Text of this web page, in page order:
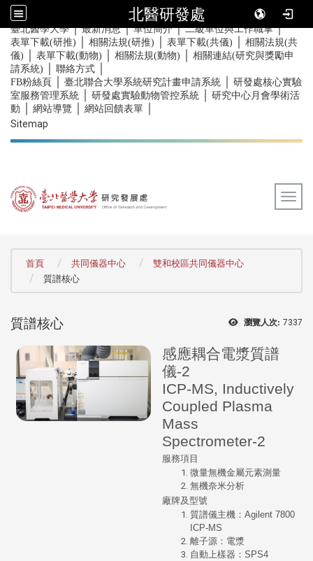
北醫研發處
::: 臺北醫學大學｜最新消息｜單位簡介｜二級單位與工作職掌｜
表單下載(研推) 相關法規(研推) 表單下載(共儀)
相關法規(共
儀)
表單下載(動物) 相關法規(動物)
相關連結(研究與獎勵申
請系統)
聯絡方式
FB粉絲頁 臺北聯合大學系統研究計畫申請系統
研發處核心實驗
室服務管理系統
研發處實驗動物管控系統
研究中心月會學術活
動
網站導覽 網站回饋表單
Sitemap
首頁 共同儀器中心
雙和校區共同儀器中心
質譜核心
瀏覽人次: 7337
質譜核心
感應耦合電漿質譜
儀-2
ICP-MS, Inductively
Coupled Plasma
Mass
Spectrometer-2
服務項目
微量無機金屬元素測量
無機奈米分析
廠牌及型號
質譜儀主機：Agilent 7800
ICP-MS
離子源：電漿
自動上樣器：SPS4